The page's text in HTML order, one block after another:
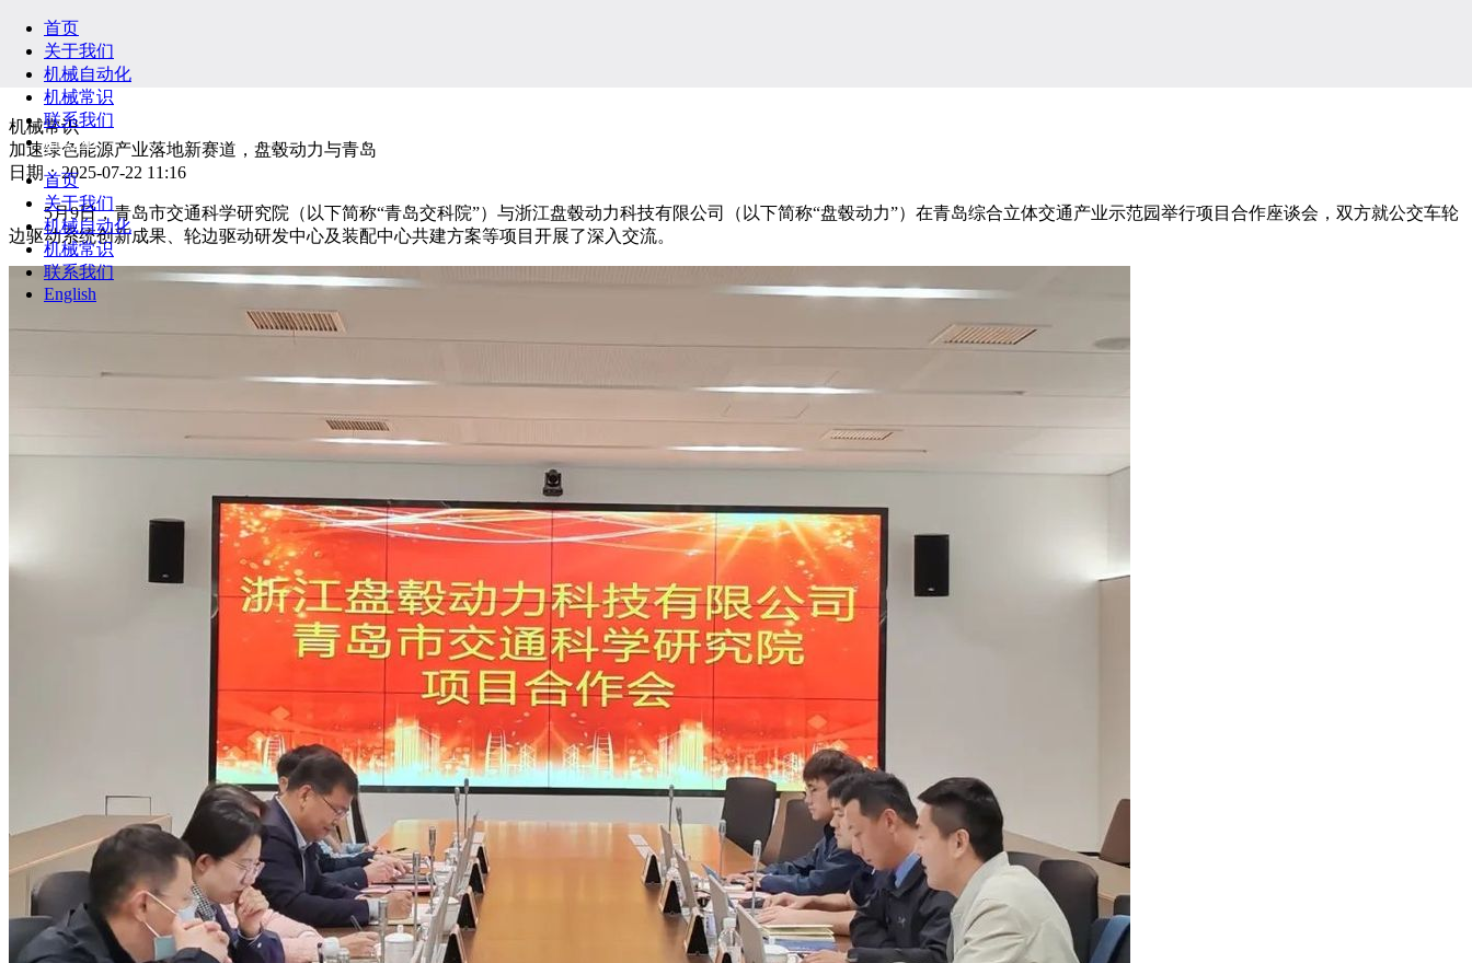
首页
关于我们
机械自动化
机械常识
联系我们
English
首页
关于我们
机械自动化
机械常识
联系我们
English
机械常识
加速绿色能源产业落地新赛道，盘毂动力与青岛
日期：2025-07-22 11:16
5月9日，青岛市交通科学研究院（以下简称“青岛交科院”）与浙江盘毂动力科技有限公司（以下简称“盘毂动力”）在青岛综合立体交通产业示范园举行项目合作座谈会，双方就公交车轮
边驱动系统创新成果、轮边驱动研发中心及装配中心共建方案等项目开展了深入交流。